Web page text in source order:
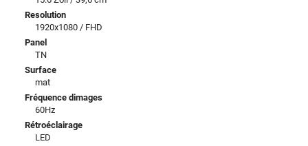
Resolution
1920x1080 / FHD
Panel
TN
Surface
mat
Fréquence dimages
60Hz
Rétroéclairage
LED